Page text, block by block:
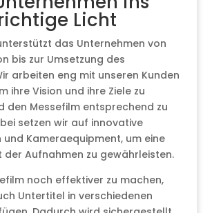
Licht
das Unternehmen von
bis zur Umsetzung des
arbeiten eng mit unseren Kunden
ihre Vision und ihre Ziele zu
den Messefilm entsprechend zu
setzen wir auf innovative
und Kameraequipment, um eine
der Aufnahmen zu gewährleisten.
noch effektiver zu machen,
Untertitel in verschiedenen